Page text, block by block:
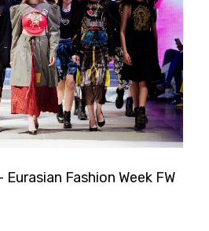
Fashion Week FW